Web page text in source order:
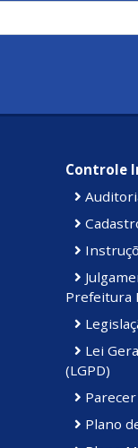
Controle
Prefeitura
Lei
(LGPD)
Plano